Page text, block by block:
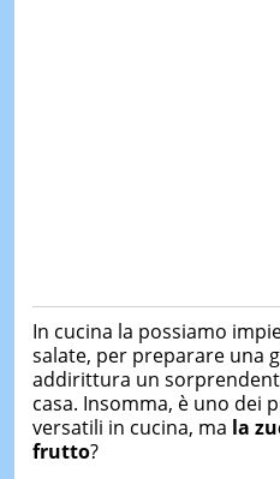
In cucina la possiamo
salate, per preparare una
addirittura un
casa. Insomma, è uno dei
versatili in cucina, ma la
frutto?